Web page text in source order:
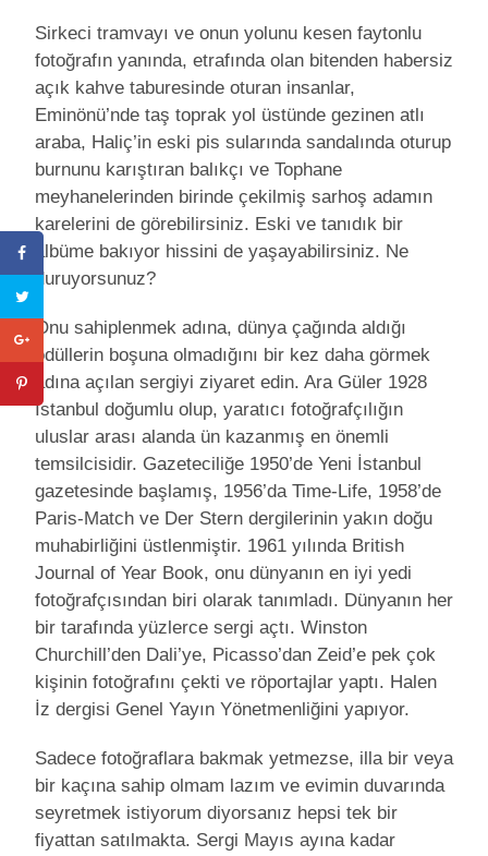
Sirkeci tramvayı ve onun yolunu kesen faytonlu
fotoğrafın yanında, etrafında olan bitenden habersiz
açık kahve taburesinde oturan insanlar,
Eminönü’nde taş toprak yol üstünde gezinen atlı
araba, Haliç’in eski pis sularında sandalında oturup
burnunu karıştıran balıkçı ve Tophane
meyhanelerinden birinde çekilmiş sarhoş adamın
karelerini de görebilirsiniz. Eski ve tanıdık bir
albüme bakıyor hissini de yaşayabilirsiniz. Ne
duruyorsunuz?
Onu sahiplenmek adına, dünya çağında aldığı
ödüllerin boşuna olmadığını bir kez daha görmek
adına açılan sergiyi ziyaret edin. Ara Güler 1928
İstanbul doğumlu olup, yaratıcı fotoğrafçılığın
uluslar arası alanda ün kazanmış en önemli
temsilcisidir. Gazeteciliğe 1950’de Yeni İstanbul
gazetesinde başlamış, 1956’da Time-Life, 1958’de
Paris-Match ve Der Stern dergilerinin yakın doğu
muhabirliğini üstlenmiştir. 1961 yılında British
Journal of Year Book, onu dünyanın en iyi yedi
fotoğrafçısından biri olarak tanımladı. Dünyanın her
bir tarafında yüzlerce sergi açtı. Winston
Churchill’den Dali’ye, Picasso’dan Zeid’e pek çok
kişinin fotoğrafını çekti ve röportajlar yaptı. Halen
İz dergisi Genel Yayın Yönetmenliğini yapıyor.
Sadece fotoğraflara bakmak yetmezse, illa bir veya
bir kaçına sahip olmam lazım ve evimin duvarında
seyretmek istiyorum diyorsanız hepsi tek bir
fiyattan satılmakta. Sergi Mayıs ayına kadar